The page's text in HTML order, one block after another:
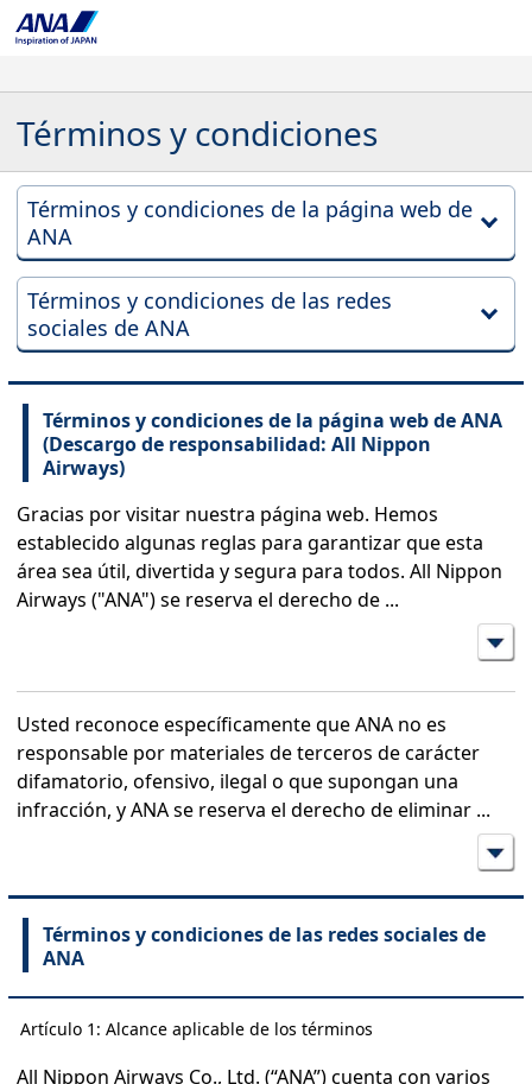
Términos y condiciones
Términos y condiciones de la página web de
ANA
Términos y condiciones de las redes
sociales de ANA
Términos y condiciones de la página web de ANA
(Descargo de responsabilidad: All Nippon
Airways)
Gracias por visitar nuestra página web. Hemos
establecido algunas reglas para garantizar que esta
área sea útil, divertida y segura para todos. All Nippon
Airways ("ANA") se reserva el derecho de ...
Usted reconoce específicamente que ANA no es
responsable por materiales de terceros de carácter
difamatorio, ofensivo, ilegal o que supongan una
infracción, y ANA se reserva el derecho de eliminar ...
Términos y condiciones de las redes sociales de
ANA
Artículo 1: Alcance aplicable de los términos
All Nippon Airways Co., Ltd. (“ANA”) cuenta con varios